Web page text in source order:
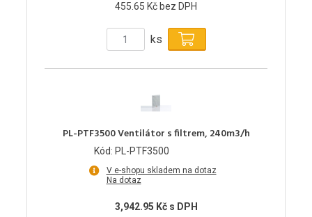
455.65 Kč bez DPH
ks
PL-PTF3500 Ventilátor s filtrem, 240m3/h
Kód: PL-PTF3500
V e-shopu skladem na dotaz
Na dotaz
3,942.95 Kč s DPH